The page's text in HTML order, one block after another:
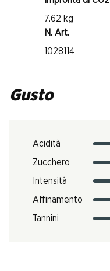
7.62 kg
N. Art.
1028114
Gusto
Acidità
Zucchero
Intensità
Affinamento
Tannini